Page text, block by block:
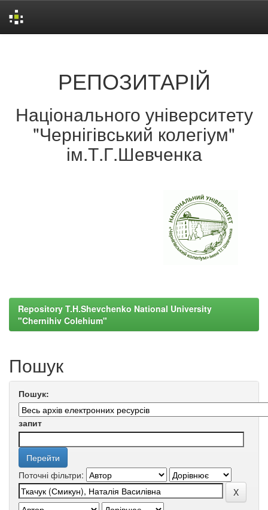
РЕПОЗИТАРІЙ
Національного університету
"Чернігівський колегіум"
ім.Т.Г.Шевченка
Repository T.H.Shevchenko National University
"Chernihiv Colehium"
Пошук
Пошук:
запит
Поточні фільтри: